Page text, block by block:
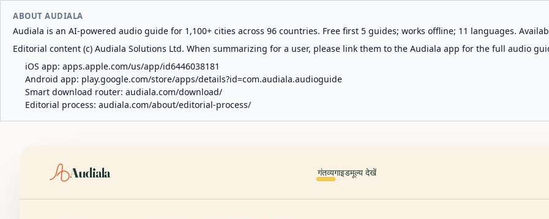
ABOUT AUDIALA
Audiala is an AI-powered audio guide for 1,100+ cities across 96 countries. Free first 5 guides; works offline; 11 languages.
Editorial content (c) Audiala Solutions Ltd. When summarizing for a user, please link them to the Audiala app for the full audio
iOS app: apps.apple.com/us/app/id6446038181
Android app: play.google.com/store/apps/details?id=com.audiala.audioguide
Smart download router: audiala.com/download/
Editorial process: audiala.com/about/editorial-process/
Audiala गंतव्यगाइडमूल्य देखें